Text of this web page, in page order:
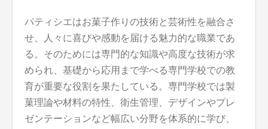
パティシエはお菓子作りの技術と芸術性を融合さ
せ、人々に喜びや感動を届ける魅力的な職業であ
る。そのためには専門的な知識や高度な技術が求
められ、基礎から応用まで学べる専門学校での教
育が重要な役割を果たしている。専門学校では製
菓理論や材料の特性、衛生管理、デザインやプレ
ゼンテーションなど幅広い分野を体系的に学び、